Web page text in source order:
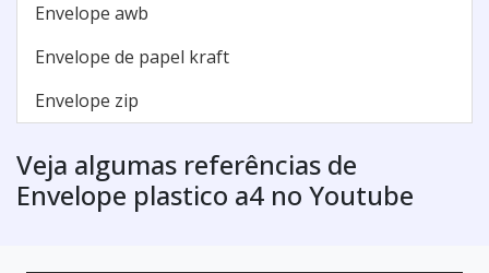
Envelope awb
Envelope de papel kraft
Envelope zip
Veja algumas referências de
Envelope plastico a4 no Youtube